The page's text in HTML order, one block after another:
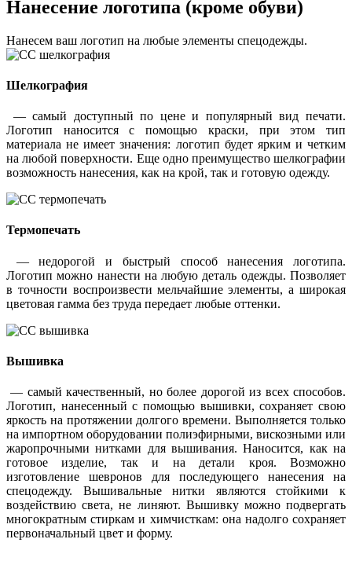
Нанесение логотипа (кроме обуви)
Нанесем ваш логотип на любые элементы спецодежды.
Шелкография
— самый доступный по цене и популярный вид печати.
Логотип наносится с помощью краски, при этом тип
материала не имеет значения: логотип будет ярким и четким
на любой поверхности. Еще одно преимущество шелкографии
возможность нанесения, как на крой, так и готовую одежду.
Термопечать
— недорогой и быстрый способ нанесения логотипа.
Логотип можно нанести на любую деталь одежды. Позволяет
в точности воспроизвести мельчайшие элементы, а широкая
цветовая гамма без труда передает любые оттенки.
Вышивка
— самый качественный, но более дорогой из всех способов.
Логотип, нанесенный с помощью вышивки, сохраняет свою
яркость на протяжении долгого времени. Выполняется только
на импортном оборудовании полиэфирными, вискозными или
жаропрочными нитками для вышивания. Наносится, как на
готовое изделие, так и на детали кроя. Возможно
изготовление шевронов для последующего нанесения на
спецодежду. Вышивальные нитки являются стойкими к
воздействию света, не линяют. Вышивку можно подвергать
многократным стиркам и химчисткам: она надолго сохраняет
первоначальный цвет и форму.